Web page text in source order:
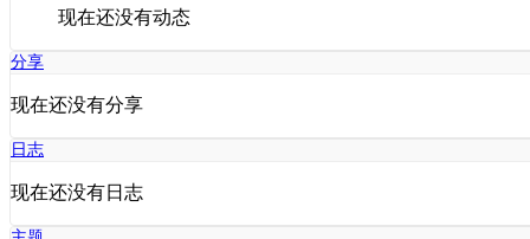
现在还没有动态
分享
现在还没有分享
日志
现在还没有日志